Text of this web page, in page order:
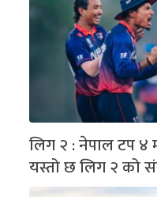
लिग २ : नेपाल टप ४
यस्तो छ लिग २ को